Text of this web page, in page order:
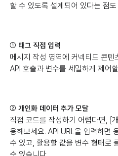
할 수 있도록 설계되어 있다는 점
① 태그 직접 입력
메시지 작성 영역에 커넥티드 콘
API 호출과 변수를 세밀하게 제어
② 개인화 데이터 추가 모달
직접 코드를 작성하기 어렵다면, [
용해보세요. API URL을 입력하면
수 있고, 활용할 값을 변수 형태로